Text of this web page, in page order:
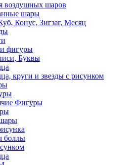
воздушных шаров
шары
Конус, Зигзаг, Месяц
фигуры
Буквы
круги и звезды с рисунком
Фигуры
боллы